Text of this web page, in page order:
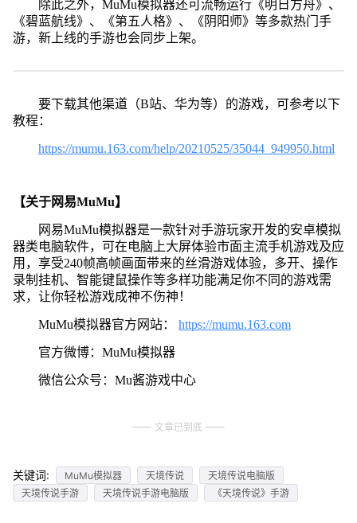
除此之外，MuMu模拟器还可流畅运行《明日方舟》、
《碧蓝航线》、《第五人格》、《阴阳师》等多款热门手
游，新上线的手游也会同步上架。
要下载其他渠道（B站、华为等）的游戏，可参考以下
教程：
https://mumu.163.com/help/20210525/35044_949950.html
【关于网易MuMu】
网易MuMu模拟器是一款针对手游玩家开发的安卓模拟
器类电脑软件，可在电脑上大屏体验市面主流手机游戏及应
用，享受240帧高帧画面带来的丝滑游戏体验，多开、操作
录制挂机、智能键鼠操作等多样功能满足你不同的游戏需
求，让你轻松游戏成神不伤神！
MuMu模拟器官方网站： https://mumu.163.com
官方微博：MuMu模拟器
微信公众号：Mu酱游戏中心
文章已到底
关键词: MuMu模拟器 天境传说
天境传说电脑版
天境传说手游
天境传说手游电脑版 《天境传说》手游